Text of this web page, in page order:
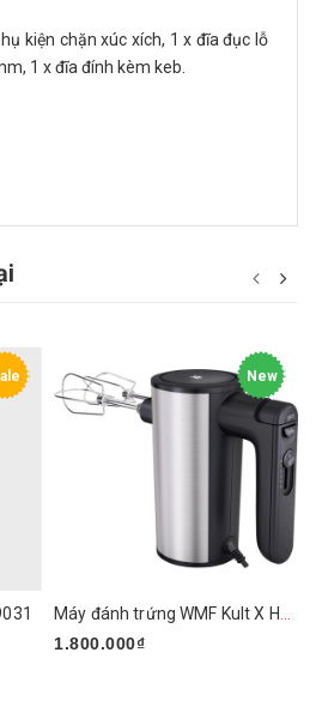
kiện chặn xúc xích, 1 x đĩa đục lỗ
1 x đĩa đính kèm keb.
New
1.800.000₫